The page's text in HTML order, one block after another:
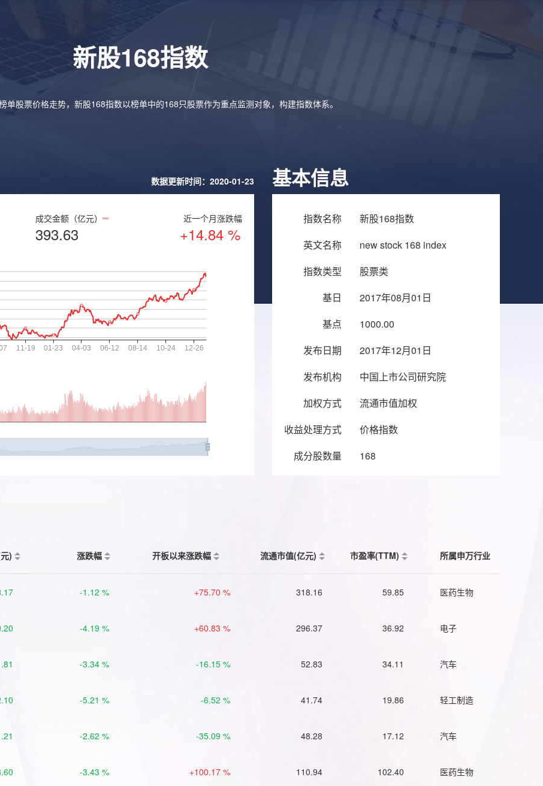
新股168指数
单股票价格走势，新股168指数以榜单中的168只股票作为重点监测对象，构建指数体系。
数据更新时间：2020-01-23
成交金额（亿元）
393.63
近一个月涨跌幅
+14.84 %
基本信息
指数名称
新股168指数
英文名称
new stock 168 index
指数类型
股票类
基日
2017年08月01日
基点
1000.00
发布日期
2017年12月01日
发布机构
中国上市公司研究院
加权方式
流通市值加权
收益处理方式
价格指数
成分股数量
168
) 涨跌幅 开板以来涨跌幅 流通市值(亿元) 市盈率(TTM) 所属申万行业
-1.12 % +75.70 % 318.16 59.85 医药生物
-4.19 % +60.83 % 296.37 36.92 电子
-3.34 % -16.15 % 52.83 34.11 汽车
-5.21 % -6.52 % 41.74 19.86 轻工制造
-2.62 % -35.09 % 48.28 17.12 汽车
-3.43 % +100.17 % 110.94 102.40 医药生物